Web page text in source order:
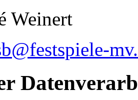
Weinert